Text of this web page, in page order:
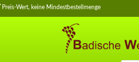
Preis-Wert, keine Mindestbestellmenge